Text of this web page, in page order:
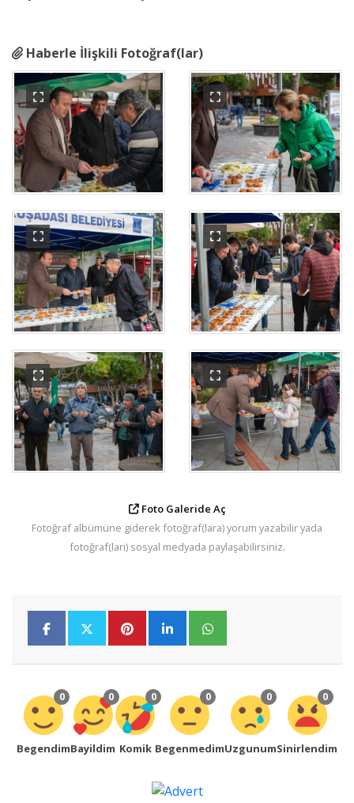
Haberle İlişkili Fotoğraf(lar)
Foto Galeride Aç
Fotoğraf albümüne giderek fotoğraf(lara) yorum yazabilir yada
fotoğraf(ları) sosyal medyada paylaşabilirsiniz.
0
Begendim
0
Bayildim
0
Komik
0
Begenmedim
0
Uzgunum
0
Sinirlendim